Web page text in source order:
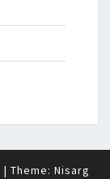
| Theme: Nisarg